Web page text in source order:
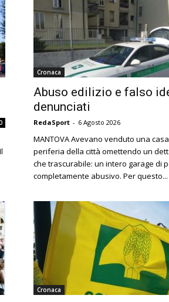
Cronaca
Abuso edilizio e falso
denunciati
RedaSport - 6 Agosto 2026
MANTOVA Avevano venduto una
periferia della città omettendo un
che trascurabile: un intero garage di
completamente abusivo. Per questo...
Cronaca